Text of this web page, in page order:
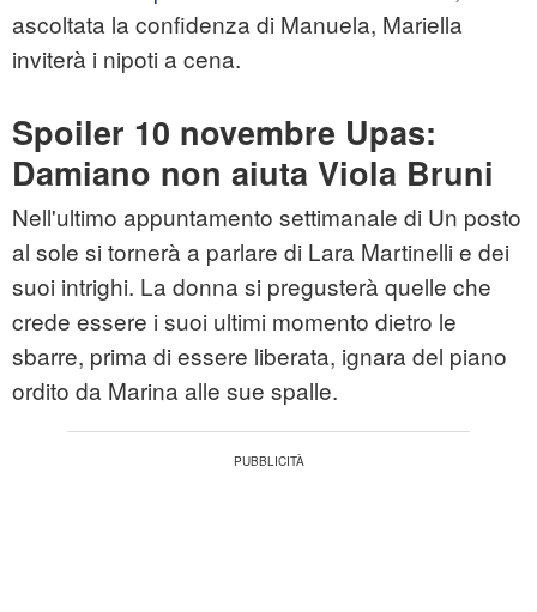
ascoltata la confidenza di Manuela, Mariella
inviterà i nipoti a cena.
Spoiler 10 novembre Upas:
Damiano non aiuta Viola Bruni
Nell'ultimo appuntamento settimanale di Un posto
al sole si tornerà a parlare di Lara Martinelli e dei
suoi intrighi. La donna si pregusterà quelle che
crede essere i suoi ultimi momento dietro le
sbarre, prima di essere liberata, ignara del piano
ordito da Marina alle sue spalle.